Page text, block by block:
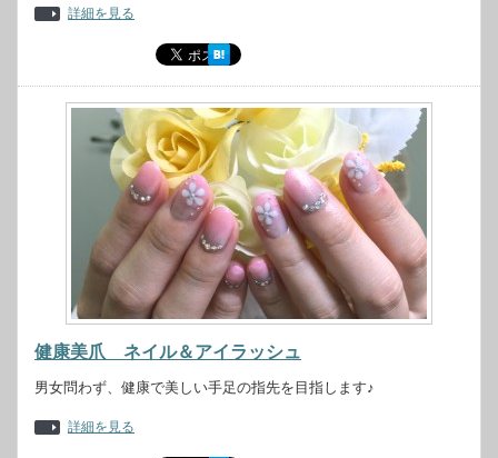
詳細を見る
健康美爪 ネイル＆アイラッシュ
男女問わず、健康で美しい手足の指先を目指します♪
詳細を見る